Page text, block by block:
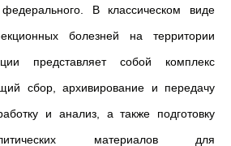
В классическом виде
болезней на территории
представляет собой комплекс
сбор, архивирование и передачу
и анализ, а также подготовку
материалов для